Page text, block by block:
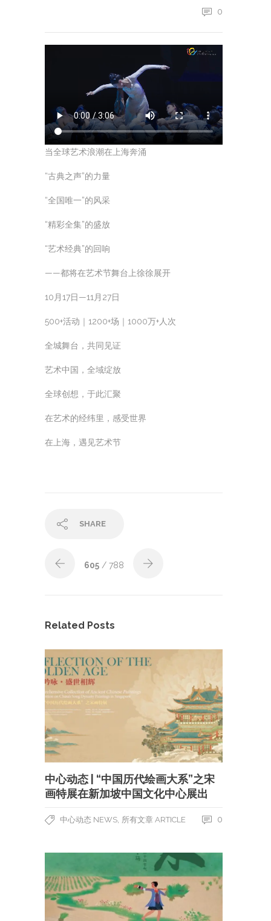
0
当全球艺术浪潮在上海奔涌
“古典之声”的力量
“全国唯一”的风采
“精彩全集”的盛放
“艺术经典”的回响
——都将在艺术节舞台上徐徐展开
10月17日—11月27日
500+活动｜1200+场｜1000万+人次
全城舞台，共同见证
艺术中国，全域绽放
全球创想，于此汇聚
在艺术的经纬里，感受世界
在上海，遇见艺术节
SHARE
605 / 788
Related Posts
中心动态 | “中国历代绘画大系”之宋
画特展在新加坡中国文化中心展出
中心动态 NEWS 所有文章 ARTICLE 0